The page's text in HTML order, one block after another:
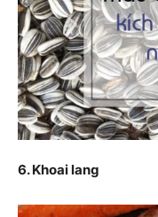
6. Khoai lang